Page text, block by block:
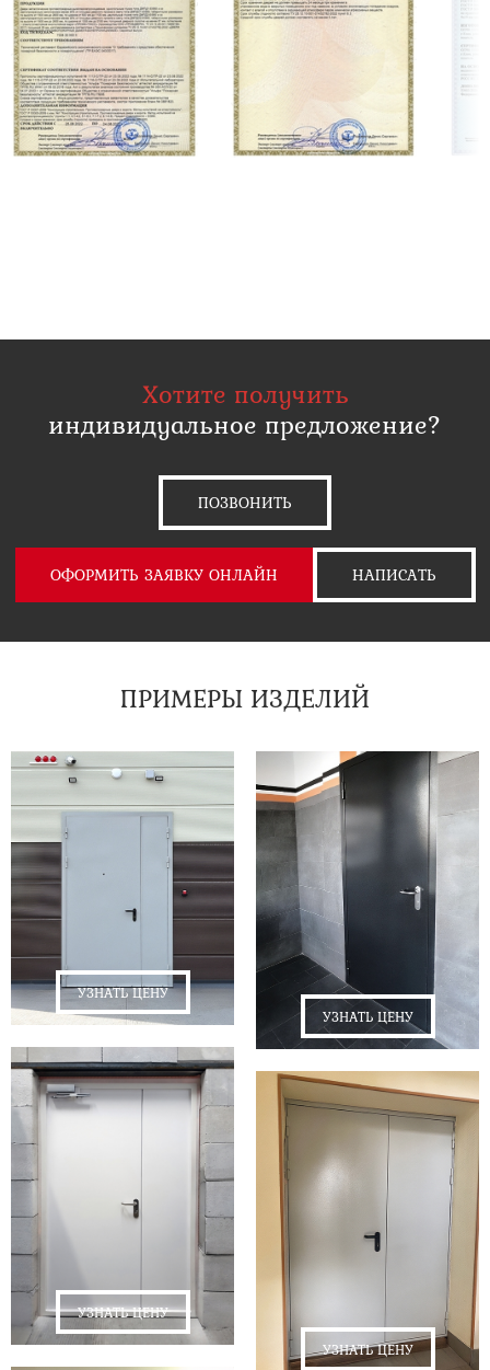
Хотите получить
индивидуальное предложение?
ПОЗВОНИТЬ
ОФОРМИТЬ ЗАЯВКУ ОНЛАЙН НАПИСАТЬ
ПРИМЕРЫ ИЗДЕЛИЙ
УЗНАТЬ ЦЕНУ
УЗНАТЬ ЦЕНУ
УЗНАТЬ ЦЕНУ
УЗНАТЬ ЦЕНУ